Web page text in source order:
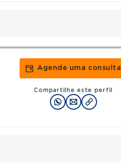
Agende uma consulta
Compartilhe este perfil